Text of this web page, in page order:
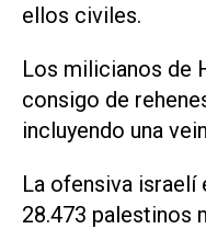
ellos civiles.
Los milicianos de
consigo de
incluyendo una
La ofensiva israelí
28.473 palestinos